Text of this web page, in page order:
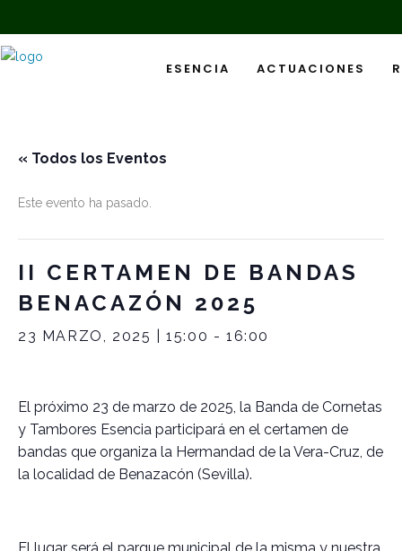
ESENCIA ACTUACIONES
« Todos los Eventos
Este evento ha pasado.
II CERTAMEN DE BANDAS
BENACAZÓN 2025
23 MARZO, 2025 | 15:00 -16:00
El próximo 23 de marzo de 2025, la Banda de Cornetas
y Tambores Esencia participará en el certamen de
bandas que organiza la Hermandad de la Vera-Cruz, de
la localidad de Benazacón (Sevilla).